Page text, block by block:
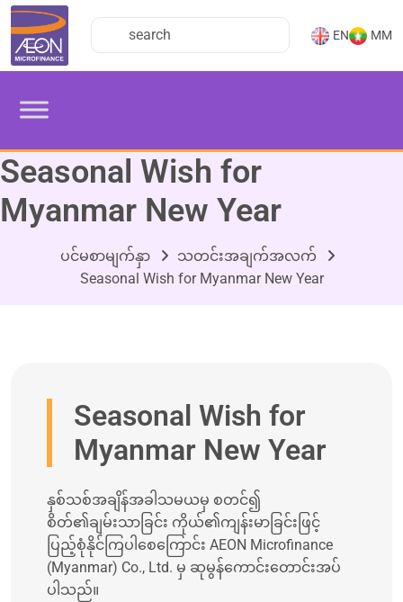
EN MM
Seasonal Wish for
Myanmar New Year
ပင်မစာမျက်နှာ
သတင်းအချက်အလက်
Seasonal Wish for Myanmar New Year
Seasonal Wish for
Myanmar New Year
နှစ်သစ်အချိန်အခါသမယမှ စတင်၍
စိတ်၏ချမ်းသာခြင်း ကိုယ်၏ကျန်းမာခြင်းဖြင့်
ပြည့်စုံနိုင်ကြပါစေကြောင်း AEON Microfinance
(Myanmar) Co., Ltd. မှ ဆုမွန်ကောင်းတောင်းအပ်
ပါသည်။